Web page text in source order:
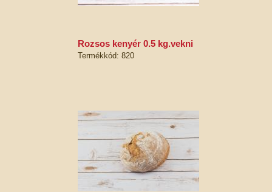
rozsos kenyér 0.5 kg.vekni
Termékkód: 820